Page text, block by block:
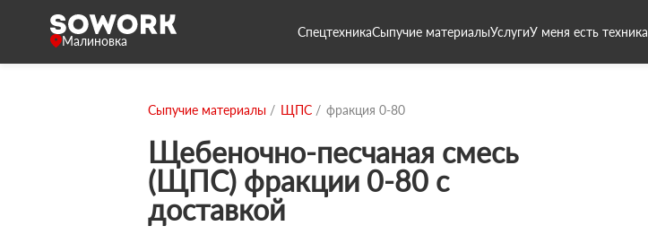
Малиновка
СпецтехникаСыпучие материалыУслугиУ меня есть техника
Сыпучие материалы ЩПС фракция 0-80
Щебеночно-песчаная смесь
(ЩПС) фракции 0-80 с
доставкой